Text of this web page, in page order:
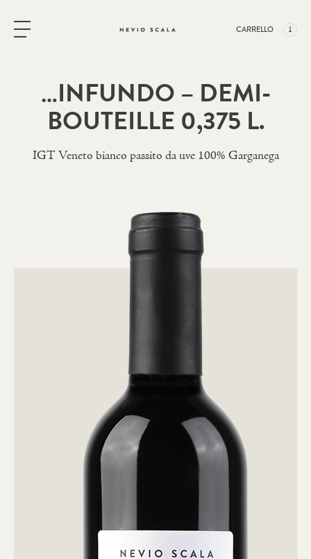
CARRELLO 1
…INFUNDO – DEMI-
BOUTEILLE 0,375 L.
IGT Veneto bianco passito da uve 100% Garganega